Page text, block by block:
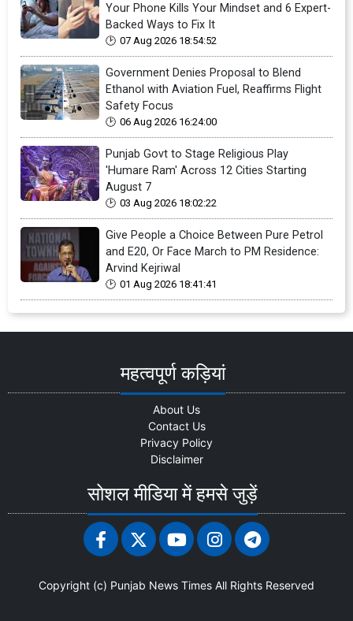
Your Phone Kills Your Mindset and 6 Expert-
Backed Ways to Fix It
07 Aug 2026 18:54:52
Government Denies Proposal to Blend
Ethanol with Aviation Fuel, Reaffirms Flight
Safety Focus
06 Aug 2026 16:24:00
Punjab Govt to Stage Religious Play
'Humare Ram' Across 12 Cities Starting
August 7
03 Aug 2026 18:02:22
Give People a Choice Between Pure Petrol
and E20, Or Face March to PM Residence:
Arvind Kejriwal
01 Aug 2026 18:41:41
महत्वपूर्ण कड़ियां
About Us
Contact Us
Privacy Policy
Disclaimer
सोशल मीडिया में हमसे जुड़ें
Copyright (c) Punjab News Times All Rights Reserved